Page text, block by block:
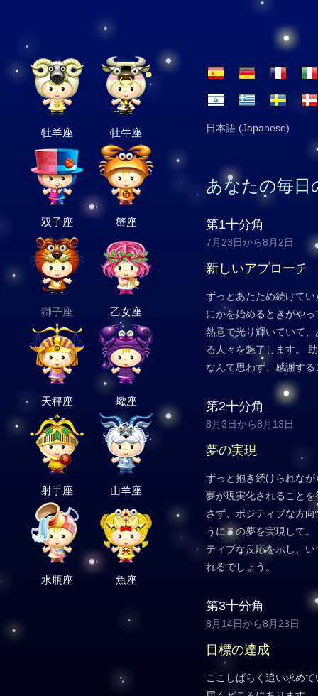
牡羊座 牡牛座
双子座 蟹座
獅子座 乙女座
天秤座 蠍座
射手座 山羊座
水瓶座 魚座
日本語 (Japanese)
あなたの毎日
第1十分角
7月23日から8月2日
新しいアプローチ
ずっとあたため続けて
にかを始めるときがや
熱意で光り輝いていて
る人々を魅了します。
なんて思わず、感謝す
第2十分角
8月3日から8月13日
夢の実現
ずっと抱き続けられな
夢が現実化されること
さず、ポジティブな方
うにこの夢を実現して
ティブな反応を示し、
れるでしょう。
第3十分角
8月14日から8月23日
目標の達成
ここしばらく追い求め